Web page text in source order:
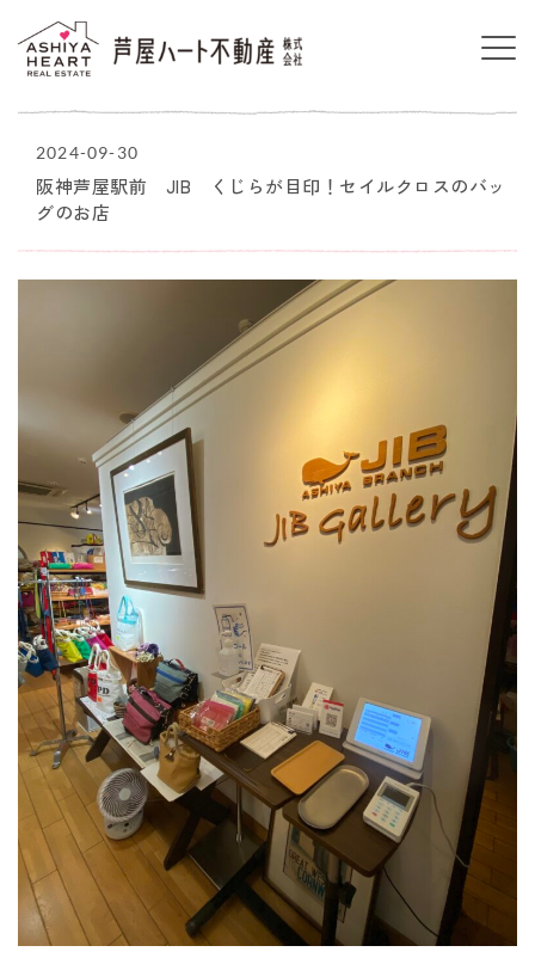
2024-09-30
阪神芦屋駅前 JIB くじらが目印！セイルクロスのバッ
グのお店